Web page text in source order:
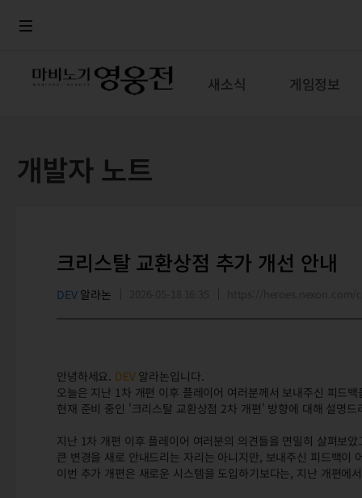
새소식 게임정보
개발자 노트
크리스탈 교환상점 추가 개선 안내
DEV알라논
안녕하세요. DEV 알라논입니다.
오늘은 지난 1차 개편 이후 플레이어 여러분께서 보내주신 피드
현재 준비 중인 '크리스탈 교환상점 2차 개편' 방향에 대해 설명
지난 1차 개편 이후 플레이어 여러분의 의견들을 면밀히 살펴보
큰 변경을 새로 안내드리는 자리는 아니지만, 보내주신 피드백
이번 추가 개편은 새로운 시스템을 도입하기보다는, 지난 개편에